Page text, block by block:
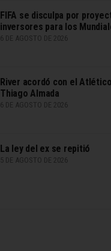
FIFA se disculpa por
inversores para los
6 DE AGOSTO DE 2026
River acordó con el
Thiago Almada
6 DE AGOSTO DE 2026
La ley del ex se repitió
5 DE AGOSTO DE 2026